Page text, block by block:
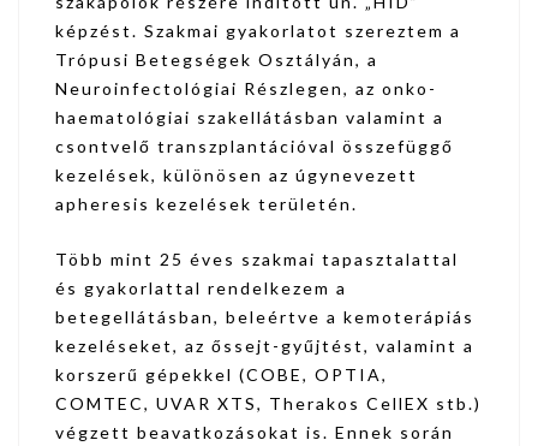
képzést. Szakmai gyakorlatot szereztem a
Trópusi Betegségek Osztályán, a
Neuroinfectológiai Részlegen, az onko-
haematológiai szakellátásban valamint a
csontvelő transzplantációval összefüggő
kezelések, különösen az úgynevezett
apheresis kezelések területén.
Több mint 25 éves szakmai tapasztalattal
és gyakorlattal rendelkezem a
betegellátásban, beleértve a kemoterápiás
kezeléseket, az őssejt-gyűjtést, valamint a
korszerű gépekkel (COBE, OPTIA,
COMTEC, UVAR XTS, Therakos CellEX stb.)
végzett beavatkozásokat is. Ennek során